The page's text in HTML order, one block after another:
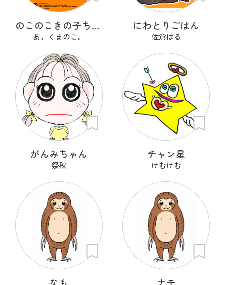
のこのこきの子ちゃん
あ。くまのこ。
にわとりごはん
佐倉はる
がんみちゃん
祭秋
チャン星
けむけむ
なも ナモ